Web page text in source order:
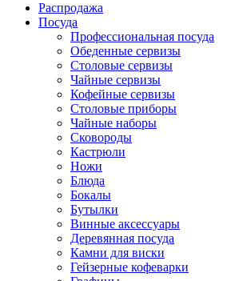
Распродажа
Посуда
Профессиональная посуда
Обеденные сервизы
Столовые сервизы
Чайные сервизы
Кофейные сервизы
Столовые приборы
Чайные наборы
Сковороды
Кастрюли
Ножи
Блюда
Бокалы
Бутылки
Винные аксессуары
Деревянная посуда
Камни для виски
Гейзерные кофеварки